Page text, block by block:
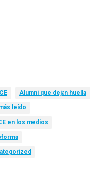
Alumni que dejan huella
leído
en los medios